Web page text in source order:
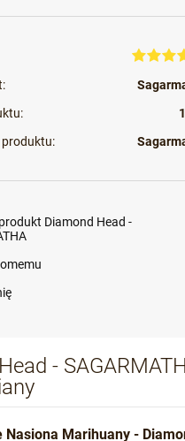
Diamond Head -
-
Nasiona Marihuany -